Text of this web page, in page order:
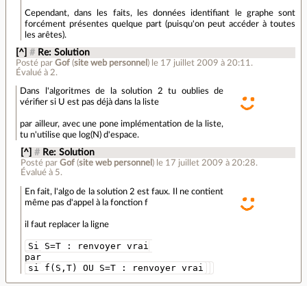
Cependant, dans les faits, les données identifiant le graphe sont
forcément présentes quelque part (puisqu'on peut accéder à toutes
les arêtes).
[^] # Re: Solution
Posté parGof (site web personnel ) le 17 juillet 2009 à 20:11 .
Évalué à 2.
Dans l'algoritmes de la solution 2 tu oublies de
vérifier si U est pas déjà dans la liste
par ailleur, avec une pone implémentation de la liste,
tu n'utilise que log(N) d'espace.
[^] # Re: Solution
Posté par Gof(site web personnel ) le 17 juillet 2009 à 20:28.
Évalué à 5.
En fait, l'algo de la solution 2 est faux. Il ne contient
même pas d'appel à la fonction f
il faut replacer la ligne
Si S=T : renvoyer vrai
par
si f(S,T) OU S=T : renvoyer vrai